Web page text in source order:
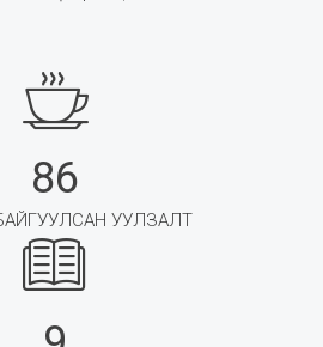
86
УУЛЗАЛТ